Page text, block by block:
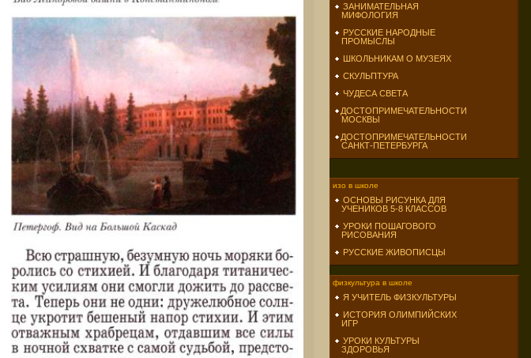
ЗАНИМАТЕЛЬНАЯ
МИФОЛОГИЯ
РУССКИЕ НАРОДНЫЕ
ПРОМЫСЛЫ
ШКОЛЬНИКАМ О МУЗЕЯХ
СКУЛЬПТУРА
ЧУДЕСА СВЕТА
ДОСТОПРИМЕЧАТЕЛЬНОСТИ
МОСКВЫ
ДОСТОПРИМЕЧАТЕЛЬНОСТИ
САНКТ-ПЕТЕРБУРГА
изо в школе
ОСНОВЫ РИСУНКА ДЛЯ
УЧЕНИКОВ 5-8 КЛАССОВ
УРОКИ ПОШАГОВОГО
РИСОВАНИЯ
РУССКИЕ ЖИВОПИСЦЫ
физкультура в школе
Я УЧИТЕЛЬ ФИЗКУЛЬТУРЫ
ИСТОРИЯ ОЛИМПИЙСКИХ
ИГР
УРОКИ КУЛЬТУРЫ
ЗДОРОВЬЯ